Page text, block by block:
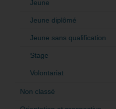
Jeune
Jeune diplômé
Jeune sans qualification
Stage
Volontariat
Non classé